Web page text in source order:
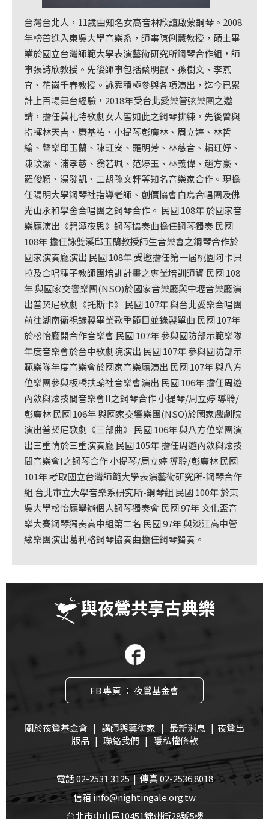
台灣台北人，11歲由知名女高音林欣誼啟蒙鋼琴。2008
年榜首進入東吳大學音樂系，師事陳俐慧教授，碩士畢
業於國立台灣師範大學表演藝術研究所鋼琴合作組，師
事張詩欣教授。先後師事包括蔡明叡、孫樹文、李燕
宜、花崗千春教授。詠舜積極參與各項演出，迄今已累
計上百場舞台經驗，2018年受台北愛樂管弦樂團之邀
請，擔任莫札特歌劇女人皆如此之鋼琴排練，先後曾與
指揮林天吉、康基祐、小提琴彭廣林、周立婷、林哲
綸、聲樂邱玉蘭、陳玨安、羅明芳、林慈音、賴玨妤、
陳玟潔、浦孝慈、翁若珮、范婷玉、林義偉、趙方豪、
羅俊穎、湯發凱、二胡孫文軒等知名音樂家合作。現擔
任陽明大學鋼琴社指導老師、創價協會白鳥合唱團及佛
光山永和學舍合唱團之鋼琴合作。 民國 108年 於國家音
樂廳演出《碧潭夜思》鋼琴協奏曲擔任鋼琴獨奏 民國
108年 擔任詠雙溪邱玉蘭教授師生音樂會之鋼琴合作於
國家演奏廳演出 民國 108年 受邀擔任第一屆桃園阿卡貝
拉及合唱種子教師團培訓計畫之專業培訓師資 民國 108
年 與國家交響樂團(NSO)於國家音樂廳與中壢音樂廳演
出普契尼歌劇《托斯卡》 民國 107年 與台北愛樂合唱團
前往湖南衛視錄製畢業歌季節目並錄製單曲 民國 107年
於松怡廳開合作音樂會 民國 107年 參與國防部示範樂隊
年度音樂會於台中歌劇院演出 民國 107年 參與國防部示
範樂隊年度音樂會於國家音樂廳演出 民國 107年 與八方
位樂團參與板橋扶輪社音樂會演出 民國 106年 擔任周遊
內斂與炫技間音樂會II之鋼琴合作 小提琴/周立婷 導聆/
彭廣林 民國 106年 與國家交響樂團(NSO)於國家戲劇院
演出普契尼歌劇《三部曲》 民國 106年 與八方位樂團演
出三重情於三重演奏廳 民國 105年 擔任周遊內斂與炫技
間音樂會I之鋼琴合作 小提琴/周立婷 導聆/彭廣林 民國
101年 考取國立台灣師範大學表演藝術研究所-鋼琴合作
組 台北市立大學音樂系研究所-鋼琴組 民國 100年 於東
吳大學松怡廳舉辦個人鋼琴獨奏會 民國 97年 文化盃音
樂大賽鋼琴獨奏高中組第二名 民國 97年 與淡江高中管
絃樂團演出葛利格鋼琴協奏曲擔任鋼琴獨奏。
與夜鶯共享古典樂
FB 專頁 ： 夜鶯基金會
關於夜鶯基金會 | 講師與藝術家 | 最新消息 | 夜鶯出
版品| 聯絡我們 | 隱私權條款
電話 02-2531 3125 | 傳真 02-2536 8018
信箱 info@nightingale.org.tw
台北市中山區10451錦州街28號5樓